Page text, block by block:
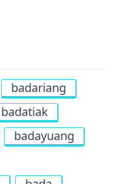
badariang
badatiak
badayuang